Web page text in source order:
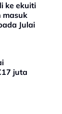
ke ekuiti
masuk
Julai
juta